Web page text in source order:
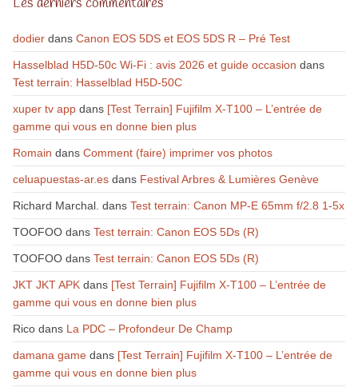
dodierdans Canon EOS 5DS et EOS 5DS R – Pré Test
Hasselblad H5D-50c Wi-Fi : avis 2026 et guide occasion dans
Test terrain: Hasselblad H5D-50C
xuper tv appdans [Test Terrain] Fujifilm X-T100 – L’entrée de
gamme qui vous en donne bien plus
Romain dans Comment (faire) imprimer vos photos
celuapuestas-ar.esdans Festival Arbres & Lumières Genève
Richard Marchal. dans Test terrain: Canon MP-E 65mm f/2.8 1-5x
TOOFOOdans Test terrain: Canon EOS 5Ds (R)
TOOFOOdans Test terrain: Canon EOS 5Ds (R)
JKT JKT APKdans [Test Terrain] Fujifilm X-T100 – L’entrée de
gamme qui vous en donne bien plus
Ricodans La PDC – Profondeur De Champ
damana gamedans [Test Terrain] Fujifilm X-T100 – L’entrée de
gamme qui vous en donne bien plus